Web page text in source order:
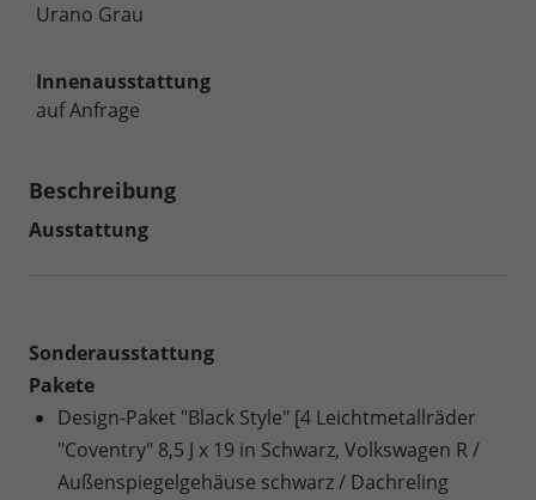
Urano Grau
Innenausstattung
auf Anfrage
Beschreibung
Ausstattung
Sonderausstattung
Pakete
Design-Paket "Black Style" [4 Leichtmetallräder
"Coventry" 8,5 J x 19 in Schwarz, Volkswagen R /
Außenspiegelgehäuse schwarz / Dachreling